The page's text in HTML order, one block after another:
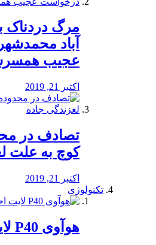
مرگ دردناک
آباد
عجیب
اکتبر 21, 2019
تصادف در
کوچ به علت
اکتبر 21, 2019
تکنولوژی
هوآوی P40 لایت احتمالا موبا